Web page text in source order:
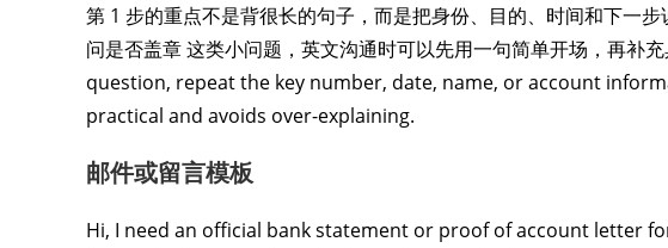
第 1 步的重点不是背很长的句子，而是把身份、目的、时间和下一步
问是否盖章 这类小问题，英文沟通时可以先用一句简单开场，再
question, repeat the key number, date, name, or account
practical and avoids over-explaining.
邮件或留言模板
Hi, I need an official bank statement or proof of account letter